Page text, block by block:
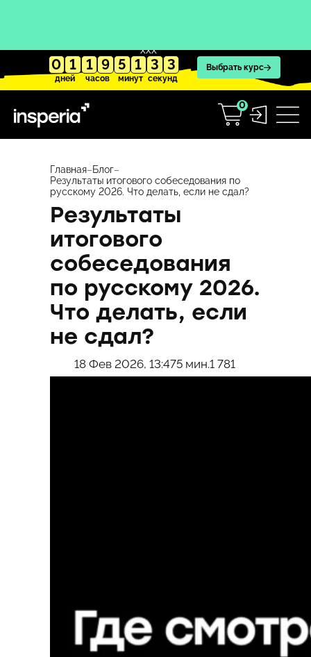
содержимому
0 1
дней
1 9
часов
5 1
минут
3 2
секунд
XXX
Выбрать курс
0
Главная–Блог–
Результаты итогового собеседования по
русскому 2026. Что делать, если не сдал?
Результаты
итогового
собеседования
по русскому 2026.
Что делать, если
не сдал?
18 Фев 2026, 13:475 мин.1 781